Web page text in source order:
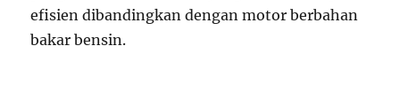
efisien dibandingkan dengan motor berbahan
bakar bensin.